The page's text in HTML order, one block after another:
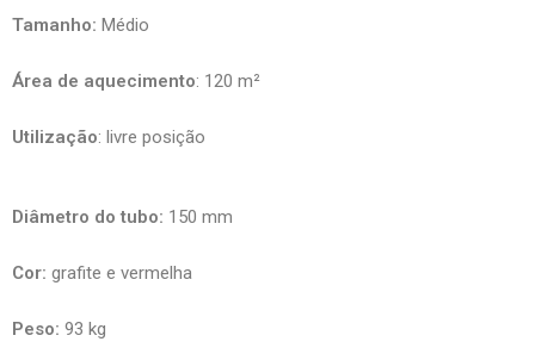
Tamanho: Médio
Área de aquecimento: 120 m²
Utilização: livre posição
Diâmetro do tubo: 150 mm
Cor: grafite e vermelha
Peso: 93 kg